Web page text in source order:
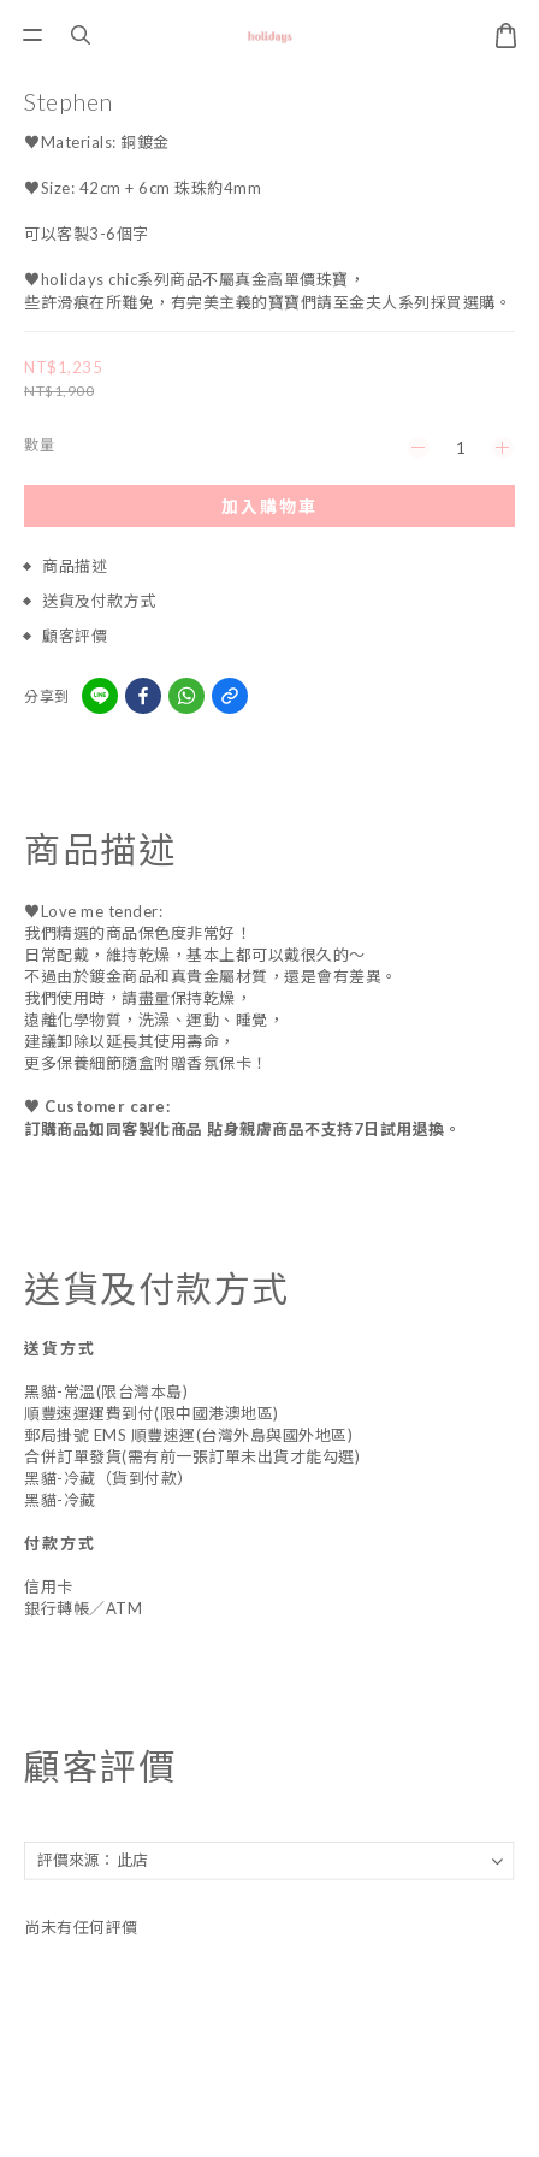
Stephen
♥Materials: 銅鍍金
♥Size: 42cm + 6cm 珠珠約4mm
可以客製3-6個字
♥holidays chic系列商品不屬真金高單價珠寶，
些許滑痕在所難免，有完美主義的寶寶們請至金夫人系列採買選購。
NT$1,235
NT$1,900
數量
加入購物車
商品描述
送貨及付款方式
顧客評價
分享到
商品描述
♥Love me tender:
我們精選的商品保色度非常好！
日常配戴，維持乾燥，基本上都可以戴很久的～
不過由於鍍金商品和真貴金屬材質，還是會有差異。
我們使用時，請盡量保持乾燥，
遠離化學物質，洗澡、運動、睡覺，
建議卸除以延長其使用壽命，
更多保養細節隨盒附贈香氛保卡！
♥ Customer care:
訂購商品如同客製化商品 貼身親膚商品不支持7日試用退換。
送貨及付款方式
送貨方式
黑貓-常溫(限台灣本島)
順豐速運運費到付(限中國港澳地區)
郵局掛號 EMS 順豐速運(台灣外島與國外地區)
合併訂單發貨(需有前一張訂單未出貨才能勾選)
黑貓-冷藏（貨到付款）
黑貓-冷藏
付款方式
信用卡
銀行轉帳／ATM
顧客評價
尚未有任何評價